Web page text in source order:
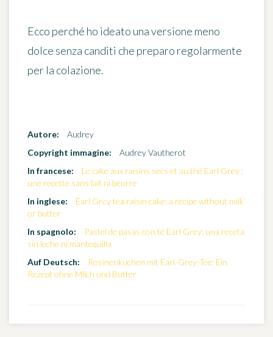
Ecco perché ho ideato una versione meno
dolce senza canditi che preparo regolarmente
per la colazione.
Autore:
Audrey
Copyright immagine:
Audrey Vautherot
In francese:
Le cake aux raisins secs et au thé Earl Grey :
une recette sans lait ni beurre
In inglese:
Earl Grey tea raisin cake: a recipe without milk
or butter
In spagnolo:
Pastel de pasas con té Earl Grey: una receta
sin leche ni mantequilla
Auf Deutsch:
Rosinenkuchen mit Earl-Grey-Tee: Ein
Rezept ohne Milch und Butter